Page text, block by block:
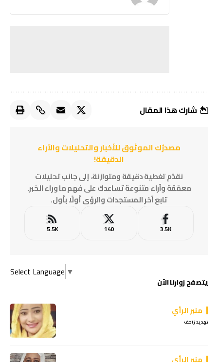
شارك هذا المقال
مصدرُك الموثوق للأخبار والتحليلات والآراء
الدقيقة!
نقدّم تغطية دقيقة ومتوازنة، إلى جانب تحليلات
معمّقة وآراء متنوعة تساعدك على فهم ما وراء الخبر.
تابع آخر المستجدات والرؤى أولًا بأول.
3.5K
140
5.5K
Select Language ▼
يتصفح زوارنا الآن
منبر الرأي
تهديد زاحف